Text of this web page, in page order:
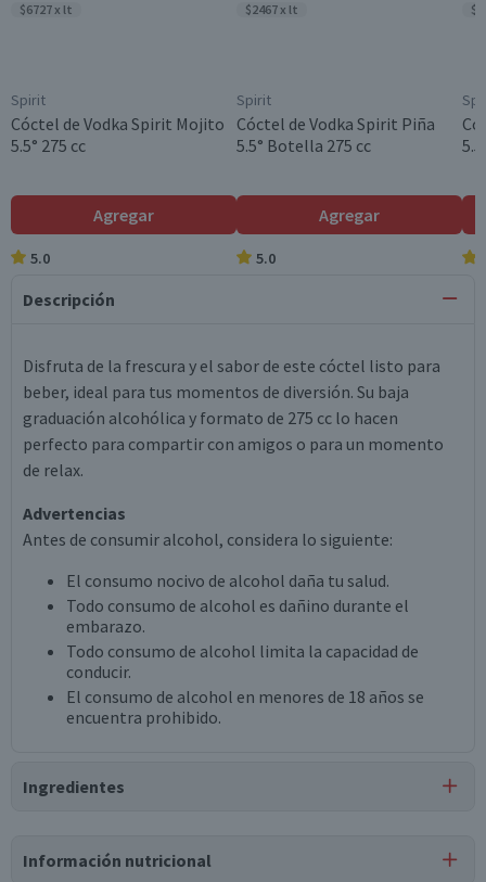
$6727 x lt
Spirit
Cóctel de Vodka Spirit Mojito
5.5° 275 cc
Agregar
5.0
$2467 x lt
Spirit
Cóctel de Vodka Spirit Piña
5.5° Botella 275 cc
Agregar
5.0
Descripción
Disfruta de la frescura y el sabor de este cóctel listo para
beber, ideal para tus momentos de diversión. Su baja
graduación alcohólica y formato de 275 cc lo hacen
perfecto para compartir con amigos o para un momento
de relax.
Advertencias
Antes de consumir alcohol, considera lo siguiente:
El consumo nocivo de alcohol daña tu salud.
Todo consumo de alcohol es dañino durante el
embarazo.
Todo consumo de alcohol limita la capacidad de
conducir.
El consumo de alcohol en menores de 18 años se
encuentra prohibido.
Ingredientes
Información nutricional